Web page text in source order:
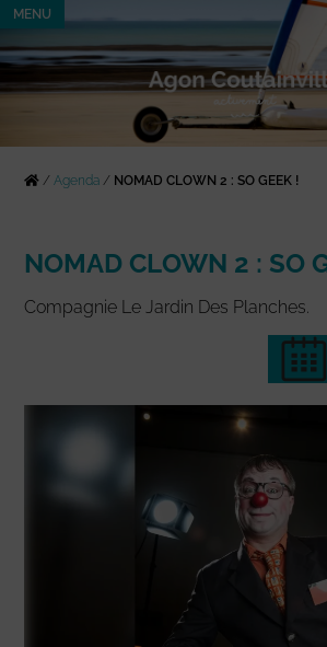
MENU
/Agenda / NOMAD CLOWN 2 : SO GEEK !
NOMAD CLOWN 2 : SO
Compagnie Le Jardin Des Planches.